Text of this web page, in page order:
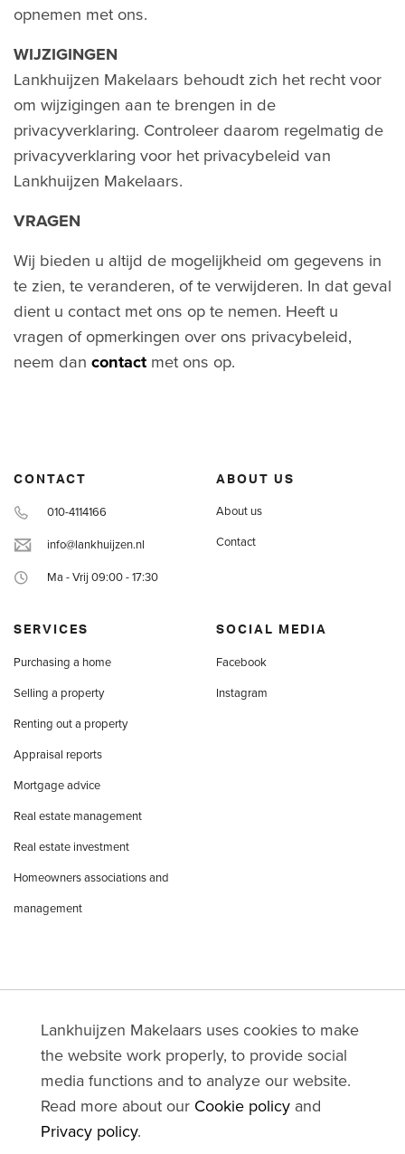
Lankhuijzen Makelaars uses cookies to make
the website work properly, to provide social
media functions and to analyze our website.
Read more about our Cookie policy and
Privacy policy.
opnemen met ons.
WIJZIGINGEN
Lankhuijzen Makelaars behoudt zich het recht voor
om wijzigingen aan te brengen in de
privacyverklaring. Controleer daarom regelmatig de
privacyverklaring voor het privacybeleid van
Lankhuijzen Makelaars.
VRAGEN
Wij bieden u altijd de mogelijkheid om gegevens in
te zien, te veranderen, of te verwijderen. In dat geval
dient u contact met ons op te nemen. Heeft u
vragen of opmerkingen over ons privacybeleid,
neem dan contact met ons op.
CONTACT
010-4114166
info@lankhuijzen.nl
Ma - Vrij 09:00 - 17:30
ABOUT US
About us
Contact
SERVICES
Purchasing a home
Selling a property
Renting out a property
Appraisal reports
Mortgage advice
Real estate management
Real estate investment
Homeowners associations and
management
SOCIAL MEDIA
Facebook
Instagram